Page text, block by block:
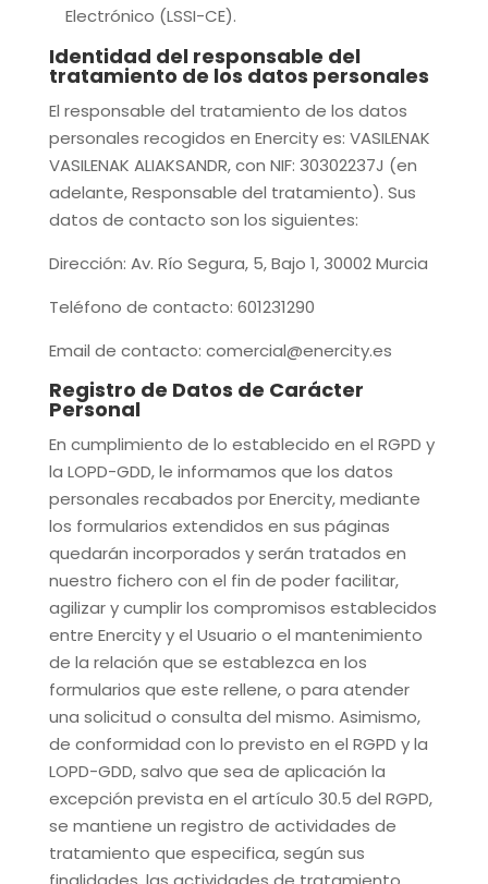
Electrónico (LSSI-CE).
Identidad del responsable del
tratamiento de los datos personales
El responsable del tratamiento de los datos
personales recogidos en Enercityes: VASILENAK
VASILENAK ALIAKSANDR, con NIF: 30302237J (en
adelante, Responsable del tratamiento). Sus
datos de contacto son los siguientes:
Dirección: Av. Río Segura, 5, Bajo 1, 30002 Murcia
Teléfono de contacto: 601231290
Email de contacto: comercial@enercity.es
Registro de Datos de Carácter
Personal
En cumplimiento de lo establecido en el RGPD y
la LOPD-GDD, le informamos que los datos
personales recabados porEnercity, mediante
los formularios extendidos en sus páginas
quedarán incorporados y serán tratados en
nuestro fichero con el fin de poder facilitar,
agilizar y cumplir los compromisos establecidos
entre Enercityy el Usuario o el mantenimiento
de la relación que se establezca en los
formularios que este rellene, o para atender
una solicitud o consulta del mismo. Asimismo,
de conformidad con lo previsto en el RGPD y la
LOPD-GDD, salvo que sea de aplicación la
excepción prevista en el artículo 30.5 del RGPD,
se mantiene un registro de actividades de
tratamiento que especifica, según sus